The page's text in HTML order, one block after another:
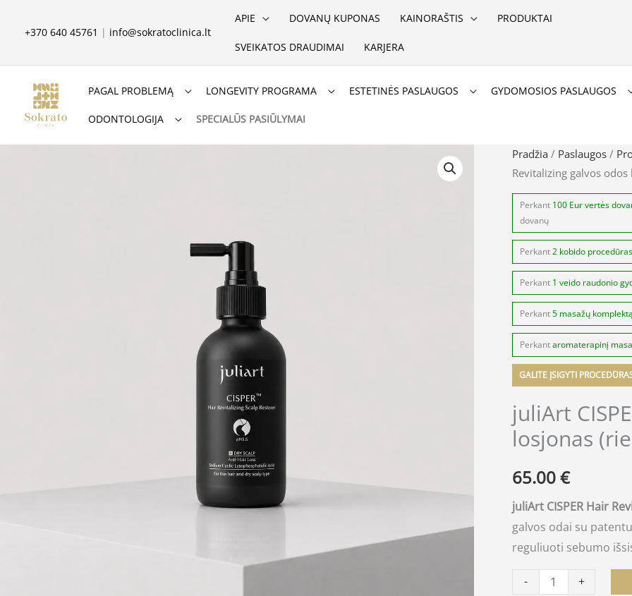
+370 640 45761 | info@sokratoclinica.lt
APIE DOVANŲ KUPONAS KAINORAŠTIS PRODUKTAI
SVEIKATOS DRAUDIMAI KARJERA
PAGAL PROBLEMĄ LONGEVITY PROGRAMA ESTETINĖS PASLAUGOS GYDOMOSIOS PASLAUGOS
ODONTOLOGIJA SPECIALŪS PASIŪLYMAI
Pradžia / Paslaugos/
Revitalizing galvos
Perkant 100 Eur vertės
dovanų
Perkant2 kobido procedūras
Perkant 1 veido raudonio
Perkant5 masažų komplektą
Perkantaromaterapinį
GALITE ĮSIGYTI
juliArt
losjonas
65.00€
juliArt CISPER Hair
galvos odai su
reguliuoti sebumo
-
produkto
kiekis:
juliArt
CISPER
Hair
Revitalizing
galvos
odos
losjonas
(riebiai
odai)
+